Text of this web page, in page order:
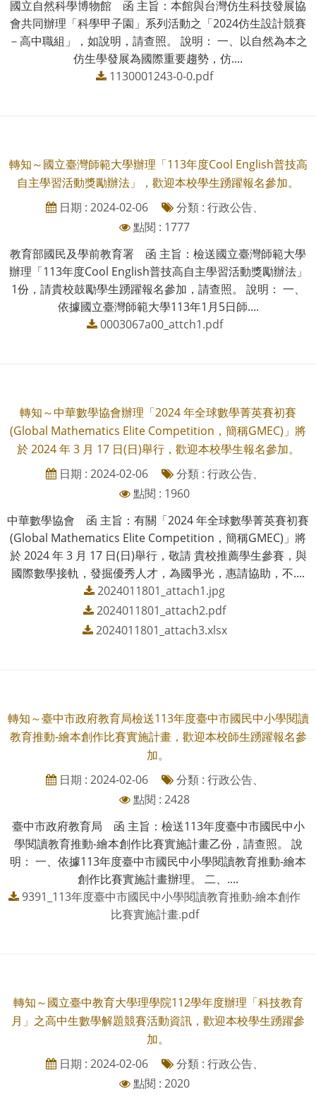
國立自然科學博物館 函 主旨：本館與台灣仿生科技發展協
會共同辦理「科學甲子園」系列活動之「2024仿生設計競賽
－高中職組」，如說明，請查照。 說明： 一、以自然為本之
仿生學發展為國際重要趨勢，仿....
1130001243-0-0.pdf
轉知～國立臺灣師範大學辦理「113年度Cool English普技高
自主學習活動獎勵辦法」，歡迎本校學生踴躍報名參加。
日期 : 2024-02-06
分類 : 行政公告、
點閱 : 1777
教育部國民及學前教育署 函 主旨：檢送國立臺灣師範大學
辦理「113年度Cool English普技高自主學習活動獎勵辦法」
1份，請貴校鼓勵學生踴躍報名參加，請查照。 說明： 一、
依據國立臺灣師範大學113年1月5日師....
0003067a00_attch1.pdf
轉知～中華數學協會辦理「2024 年全球數學菁英賽初賽
(Global Mathematics Elite Competition，簡稱GMEC)」將
於 2024 年 3 月 17 日(日)舉行，歡迎本校學生報名參加。
日期 : 2024-02-06
分類 : 行政公告、
點閱 : 1960
中華數學協會 函 主旨：有關「2024 年全球數學菁英賽初賽
(Global Mathematics Elite Competition，簡稱GMEC)」將
於 2024 年 3 月 17 日(日)舉行，敬請 貴校推薦學生參賽，與
國際數學接軌，發掘優秀人才，為國爭光，惠請協助，不....
2024011801_attach1.jpg
2024011801_attach2.pdf
2024011801_attach3.xlsx
轉知～臺中市政府教育局檢送113年度臺中市國民中小學閱讀
教育推動-繪本創作比賽實施計畫，歡迎本校師生踴躍報名參
加。
日期 : 2024-02-06
分類 : 行政公告、
點閱 : 2428
臺中市政府教育局 函 主旨：檢送113年度臺中市國民中小
學閱讀教育推動-繪本創作比賽實施計畫乙份，請查照。 說
明： 一、依據113年度臺中市國民中小學閱讀教育推動-繪本
創作比賽實施計畫辦理。 二、....
9391_113年度臺中市國民中小學閱讀教育推動-繪本創作
比賽實施計畫.pdf
轉知～國立臺中教育大學理學院112學年度辦理「科技教育
月」之高中生數學解題競賽活動資訊，歡迎本校學生踴躍參
加。
日期 : 2024-02-06
分類 : 行政公告、
點閱 : 2020